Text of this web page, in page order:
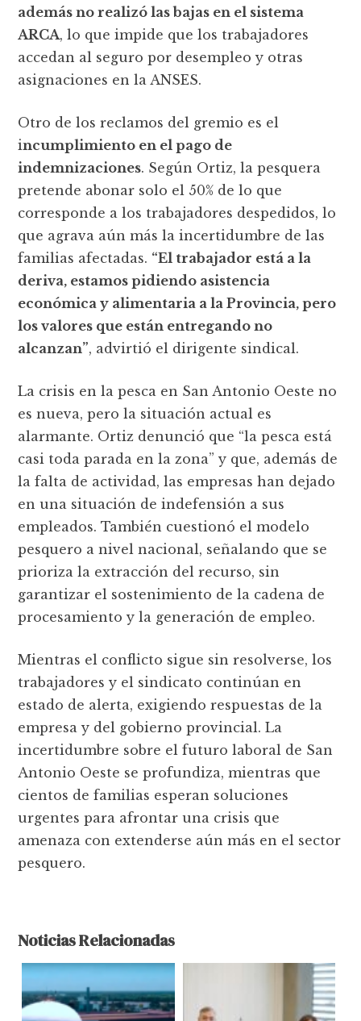
además no realizó las bajas en el sistema
ARCA, lo que impide que los trabajadores
accedan al seguro por desempleo y otras
asignaciones en la ANSES.
Otro de los reclamos del gremio es el
incumplimiento en el pago de
indemnizaciones. Según Ortiz, la pesquera
pretende abonar solo el 50% de lo que
corresponde a los trabajadores despedidos, lo
que agrava aún más la incertidumbre de las
familias afectadas. “El trabajador está a la
deriva, estamos pidiendo asistencia
económica y alimentaria a la Provincia, pero
los valores que están entregando no
alcanzan”, advirtió el dirigente sindical.
La crisis en la pesca en San Antonio Oeste no
es nueva, pero la situación actual es
alarmante. Ortiz denunció que “la pesca está
casi toda parada en la zona” y que, además de
la falta de actividad, las empresas han dejado
en una situación de indefensión a sus
empleados. También cuestionó el modelo
pesquero a nivel nacional, señalando que se
prioriza la extracción del recurso, sin
garantizar el sostenimiento de la cadena de
procesamiento y la generación de empleo.
Mientras el conflicto sigue sin resolverse, los
trabajadores y el sindicato continúan en
estado de alerta, exigiendo respuestas de la
empresa y del gobierno provincial. La
incertidumbre sobre el futuro laboral de San
Antonio Oeste se profundiza, mientras que
cientos de familias esperan soluciones
urgentes para afrontar una crisis que
amenaza con extenderse aún más en el sector
pesquero.
Noticias Relacionadas